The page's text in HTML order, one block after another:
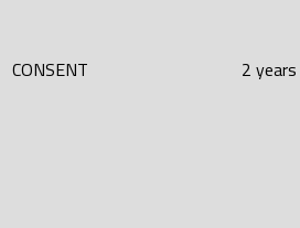
CONSENT 2 years